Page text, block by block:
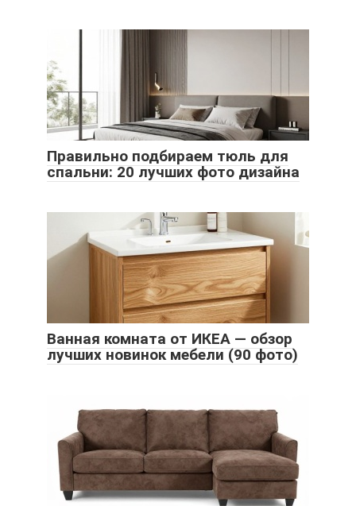
Правильно подбираем тюль для
спальни: 20 лучших фото дизайна
Ванная комната от ИКЕА — обзор
лучших новинок мебели (90 фото)